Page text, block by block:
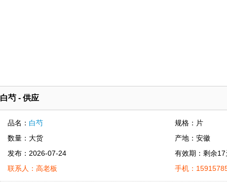
白芍 - 供应
品名： 白芍
数量：大货
发布：2026-07-24
联系人：高老板
规格：片
产地：安徽
有效期：剩余17
手机：